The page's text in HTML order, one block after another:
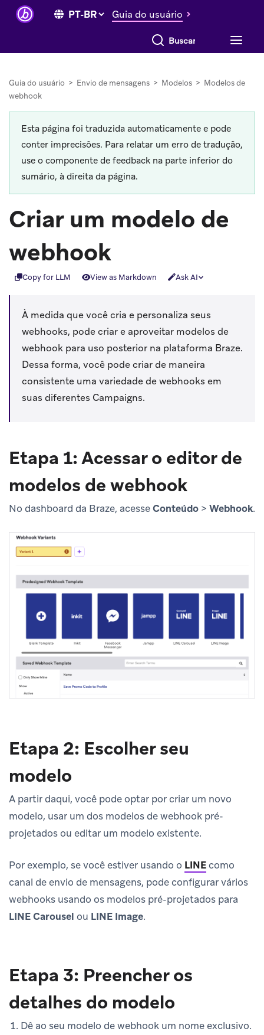
Guia do usuário
Buscar tudo
Guia do usuário > Envio de mensagens > Modelos > Modelos de
webhook
Esta página foi traduzida automaticamente e pode
conter imprecisões. Para relatar um erro de tradução,
use o componente de feedback na parte inferior do
sumário, à direita da página.
Criar um modelo de
webhook
Copy for LLM View as Markdown Ask AI
À medida que você cria e personaliza seus
webhooks, pode criar e aproveitar modelos de
webhook para uso posterior na plataforma Braze.
Dessa forma, você pode criar de maneira
consistente uma variedade de webhooks em
suas diferentes Campaigns.
Etapa 1: Acessar o editor de
modelos de webhook
No dashboard da Braze, acesseConteúdo > Webhook.
Etapa 2: Escolher seu
modelo
A partir daqui, você pode optar por criar um novo
modelo, usar um dos modelos de webhook pré-
projetados ou editar um modelo existente.
Por exemplo, se você estiver usando o LINEcomo
canal de envio de mensagens, pode configurar vários
webhooks usando os modelos pré-projetados para
LINE Carousel ou LINE Image.
Etapa 3: Preencher os
detalhes do modelo
Dê ao seu modelo de webhook um nome exclusivo.